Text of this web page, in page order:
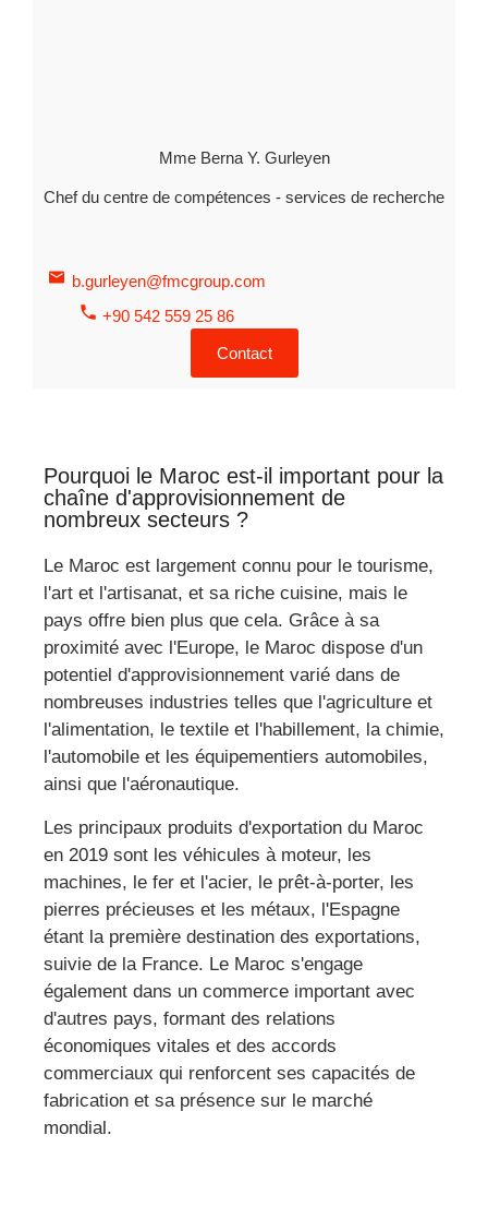
Mme Berna Y. Gurleyen
Chef du centre de compétences - services de recherche
b.gurleyen@fmcgroup.com
+90 542 559 25 86
Contact
Pourquoi le Maroc est-il important pour la
chaîne d'approvisionnement de
nombreux secteurs ?
Le Maroc est largement connu pour le tourisme,
l'art et l'artisanat, et sa riche cuisine, mais le
pays offre bien plus que cela. Grâce à sa
proximité avec l'Europe, le Maroc dispose d'un
potentiel d'approvisionnement varié dans de
nombreuses industries telles que l'agriculture et
l'alimentation, le textile et l'habillement, la chimie,
l'automobile et les équipementiers automobiles,
ainsi que l'aéronautique.
Les principaux produits d'exportation du Maroc
en 2019 sont les véhicules à moteur, les
machines, le fer et l'acier, le prêt-à-porter, les
pierres précieuses et les métaux, l'Espagne
étant la première destination des exportations,
suivie de la France. Le Maroc s'engage
également dans un commerce important avec
d'autres pays, formant des relations
économiques vitales et des accords
commerciaux qui renforcent ses capacités de
fabrication et sa présence sur le marché
mondial.